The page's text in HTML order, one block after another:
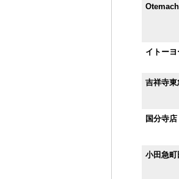
イトー
吉祥寺東
国分寺店
小田急町